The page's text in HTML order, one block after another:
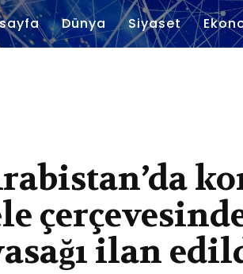
Dünya Siyaset
ilan